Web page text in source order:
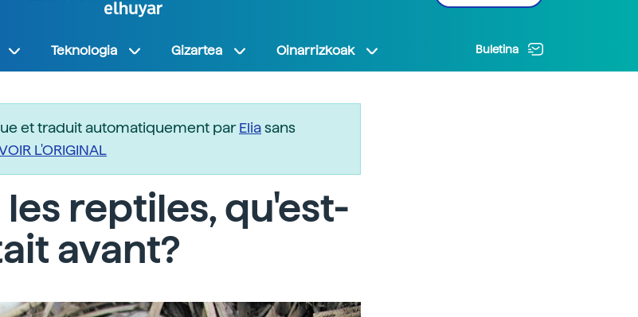
Teknologia Gizartea Oinarrizkoak Buletina
et traduit automatiquement parEliasans
L'ORIGINAL
reptiles, qu'est-
avant?